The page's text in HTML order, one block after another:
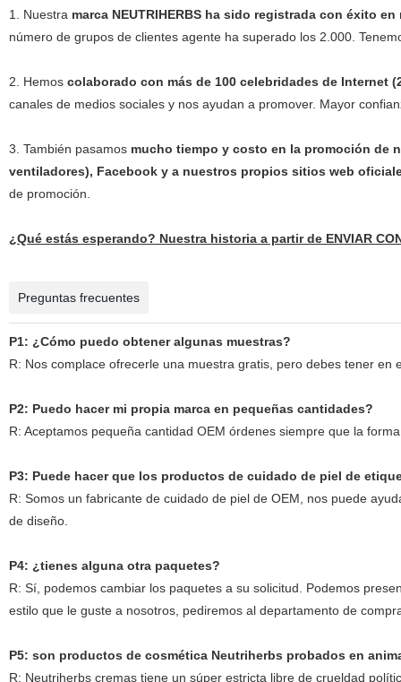
1. Nuestramarca NEUTRIHERBS ha sido registrada con éxito en
número de grupos de clientes agente ha superado los 2.000.
2. Hemoscolaborado con más de 100 celebridades de Internet
canales de medios sociales y nos ayudan a promover. Mayor
3. También pasamosmucho tiempo y costo en la promoción de
ventiladores), Facebook y a nuestros propios sitios web
de promoción.
¿Qué estás esperando? Nuestra historia a partir de ENVIAR
Preguntas frecuentes
P1: ¿Cómo puedo obtener algunas muestras?
R: Nos complace ofrecerle una muestra gratis, pero debes tener en
P2: Puedo hacer mi propia marca en pequeñas cantidades?
R: Aceptamos pequeña cantidad OEM órdenes siempre que la
P3: Puede hacer que los productos de cuidado de piel de
R: Somos un fabricante de cuidado de piel de OEM, nos puede
de diseño.
P4: ¿tienes alguna otra paquetes?
R: Sí, podemos cambiar los paquetes a su solicitud. Podemos
estilo que le guste a nosotros, pediremos al departamento de
P5: son productos de cosmética Neutriherbs probados en
R: Neutriherbs cremas tiene un súper estricta libre de crueldad